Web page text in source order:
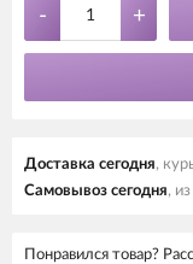
- +
Доставка cегодня,
Самовывоз cегодня, из
Понравился товар?